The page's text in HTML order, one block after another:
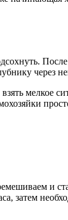
через
мелкое
и
затем